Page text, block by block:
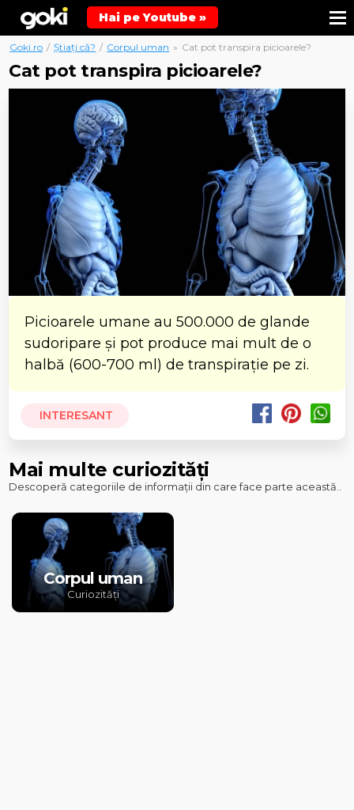
Hai pe Youtube »
Goki.ro / Știați că? / Corpul uman » Cat pot transpira picioarele?
Cat pot transpira picioarele?
Picioarele umane au 500.000 de glande
sudoripare și pot produce mai mult de o
halbă (600-700 ml) de transpirație pe zi.
INTERESANT
Mai multe curiozități
Descoperă categoriile de informații din care face parte această..
Corpul uman
Curiozități